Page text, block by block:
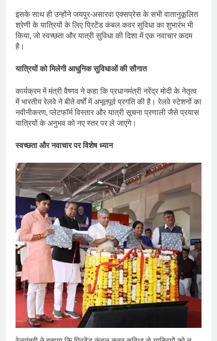
इसके साथ ही उन्होंने जयपुर-असारवा एक्सप्रेस के सभी वातानुकूलित
श्रेणी के यात्रियों के लिए प्रिटेंड कंबल कवर सुविधा का शुभारंभ भी
किया, जो स्वच्छता और यात्री सुविधा की दिशा में एक नवाचार कदम
है।
यात्रियों को मिलेगी आधुनिक सुविधाओं की सौगात
कार्यक्रम में मंत्री वैष्णव ने कहा कि प्रधानमंत्री नरेंद्र मोदी के नेतृत्व
में भारतीय रेलवे ने बीते वर्षों में अभूतपूर्व प्रगति की है। रेलवे स्टेशनों का
नवीनीकरण, प्लेटफॉर्म विस्तार और यात्री सूचना प्रणाली जैसे प्रयास
यात्रियों के अनुभव को नए स्तर पर ले जाएंगे।
स्वच्छता और नवाचार पर विशेष ध्यान